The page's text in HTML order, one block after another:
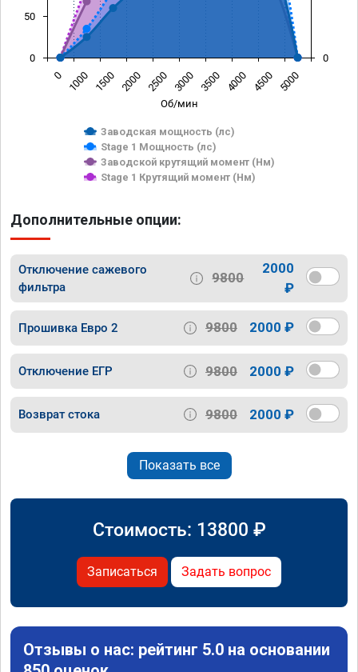
Об/мин
Заводская мощность (лс)
Stage 1 Мощность (лс)
Заводской крутящий момент (Нм)
Stage 1 Крутящий момент (Нм)
0 1000 1500 2000 2500 3000 3500 4000 4500 5000
0
50
0
Дополнительные опции:
Отключение сажевого
фильтра
9800
2000
₽
Прошивка Евро 2 9800 2000 ₽
Отключение ЕГР 9800 2000 ₽
Возврат стока 9800 2000 ₽
Показать все
Стоимость: 13800 ₽
Записаться Задать вопрос
Отзывы о нас: рейтинг 5.0 на основании